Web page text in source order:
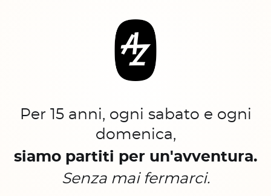
Per 15 anni, ogni sabato e ogni
domenica,
siamo partiti per un'avventura.
Senza mai fermarci.